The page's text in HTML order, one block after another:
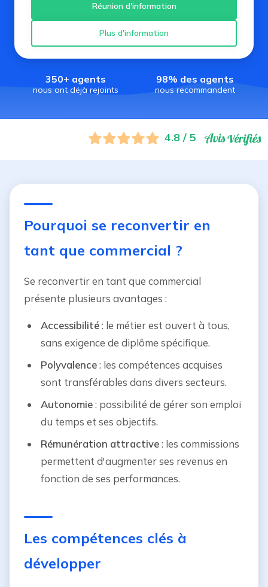
Réunion d'information
Plus d'information
350+ agents
nous ont déjà rejoints
98% des agents
nous recommandent
4.8 / 5
Pourquoi se reconvertir en
tant que commercial ?
Se reconvertir en tant que commercial
présente plusieurs avantages :
Accessibilité: le métier est ouvert à tous,
sans exigence de diplôme spécifique.
Polyvalence: les compétences acquises
sont transférables dans divers secteurs.
Autonomie: possibilité de gérer son emploi
du temps et ses objectifs.
Rémunération attractive: les commissions
permettent d'augmenter ses revenus en
fonction de ses performances.
Les compétences clés à
développer